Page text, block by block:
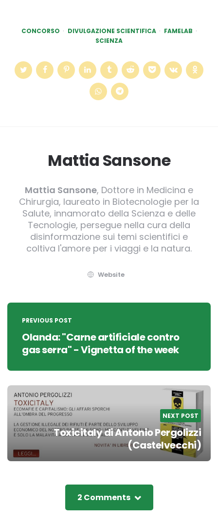
CONCORSO DIVULGAZIONE SCIENTIFICA
FAMELAB
SCIENZA
Mattia Sansone
Mattia Sansone, Dottore in Medicina e
Chirurgia, laureato in Biotecnologie per la
Salute, innamorato della Scienza e delle
Tecnologie, persegue nella cura della
disinformazione sui temi scientifici e
coltiva l'amore per i viaggi e la natura.
Website
Post
navigation
PREVIOUS POST
Olanda: "Carne artificiale contro
gas serra" - Vignetta of the week
NEXT POST
Toxicitaly di Antonio Pergolizzi
(Castelvecchi)
2 Comments